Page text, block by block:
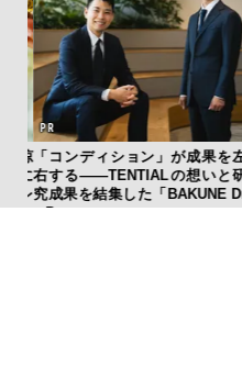
「コンディション」が成果を左
右する——TENTIALの想いと研
究成果を結集した「BAKUNE Dr
y Pro」